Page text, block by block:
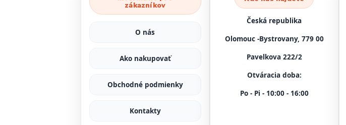
zákazníkov
O nás
Ako nakupovať
Obchodné podmienky
Kontakty
Česká republika
Olomouc -Bystrovany, 779 00
Pavelkova 222/2
Otváracia doba:
Po - Pi - 10:00 - 16:00